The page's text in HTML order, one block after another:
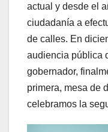
actual y desde el
ciudadanía a
de calles. En
audiencia pública
gobernador,
primera, mesa de
celebramos la